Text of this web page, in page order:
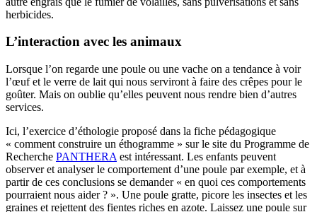
herbicides.
L’interaction avec les animaux
Lorsque l’on regarde une poule ou une vache on a tendance à voir
l’œuf et le verre de lait qui nous serviront à faire des crêpes pour le
goûter. Mais on oublie qu’elles peuvent nous rendre bien d’autres
services.
Ici, l’exercice d’éthologie proposé dans la fiche pédagogique
« comment construire un éthogramme » sur le site du Programme de
Recherche PANTHERA est intéressant. Les enfants peuvent
observer et analyser le comportement d’une poule par exemple, et à
partir de ces conclusions se demander « en quoi ces comportements
pourraient nous aider ? ». Une poule gratte, picore les insectes et les
graines et rejettent des fientes riches en azote. Laissez une poule sur